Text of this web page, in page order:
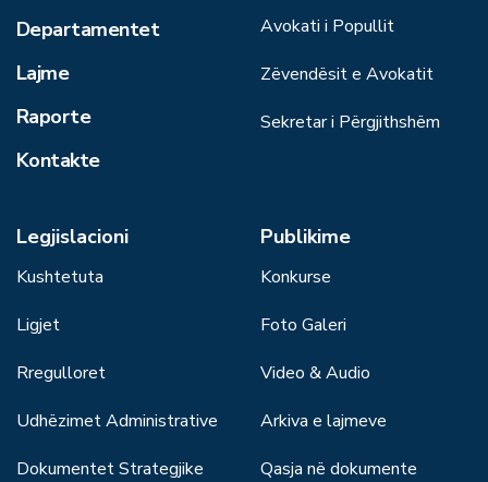
Departamentet
Lajme
Raporte
Kontakte
Avokati i Popullit
Zëvendësit e Avokatit
Sekretar i Përgjithshëm
Legjislacioni
Kushtetuta
Ligjet
Rregulloret
Udhëzimet Administrative
Dokumentet Strategjike
Publikime
Konkurse
Foto Galeri
Video & Audio
Arkiva e lajmeve
Qasja në dokumente